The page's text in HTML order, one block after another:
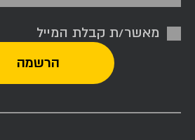
מאשר/ת קבלת המייל